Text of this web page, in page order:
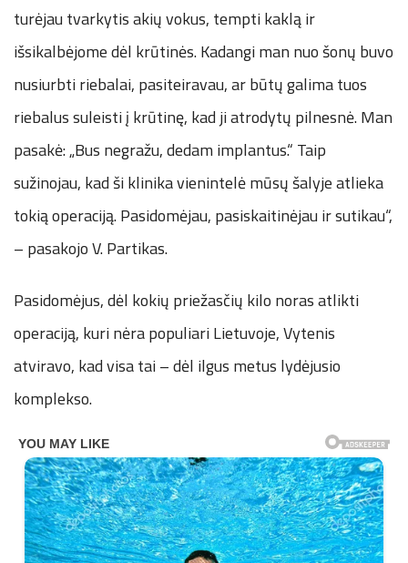
turėjau tvarkytis akių vokus, tempti kaklą ir
išsikalbėjome dėl krūtinės. Kadangi man nuo šonų buvo
nusiurbti riebalai, pasiteiravau, ar būtų galima tuos
riebalus suleisti į krūtinę, kad ji atrodytų pilnesnė. Man
pasakė: „Bus negražu, dedam implantus.“ Taip
sužinojau, kad ši klinika vienintelė mūsų šalyje atlieka
tokią operaciją. Pasidomėjau, pasiskaitinėjau ir sutikau“,
– pasakojo V. Partikas.
Pasidomėjus, dėl kokių priežasčių kilo noras atlikti
operaciją, kuri nėra populiari Lietuvoje, Vytenis
atviravo, kad visa tai – dėl ilgus metus lydėjusio
komplekso.